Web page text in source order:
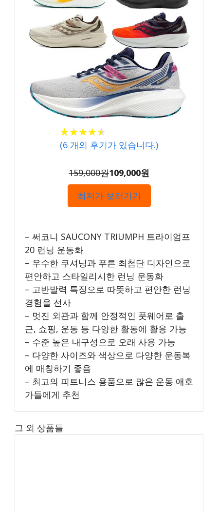
★★★★★
★★★★★
(6 개의 후기가 있습니다.)
159,000원109,000원
최저가 보러가기
– 써코니 SAUCONY TRIUMPH 트라이엄프
20 런닝 운동화
– 우수한 쿠셔닝과 푸른 최첨단 디자인으로
편안하고 스타일리시한 런닝 운동화
– 고반발력 특징으로 따뜻하고 편안한 런닝
경험을 선사
– 멋진 외관과 함께 안정적인 풋웨어로 출
근, 쇼핑, 운동 등 다양한 활동에 활용 가능
– 수준 높은 내구성으로 오래 사용 가능
– 다양한 사이즈와 색상으로 다양한 운동복
에 매칭하기 좋음
– 최고의 피트니스 용품으로 많은 운동 애호
가들에게 추천
그 외 상품들